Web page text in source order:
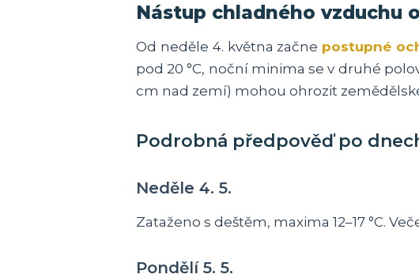
Nástup chladného vzduchu
Od neděle 4. května začne postupné
pod 20 °C, noční minima se v druhé
cm nad zemí) mohou ohrozit
Podrobná předpověď po
Neděle 4. 5.
Zataženo s deštěm, maxima 12–17 °C.
Pondělí 5. 5.